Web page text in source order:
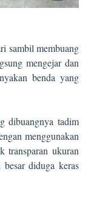
sambil membuang
mengejar dan
benda yang
dibuangnya tadim
menggunakan
transparan ukuran
diduga keras